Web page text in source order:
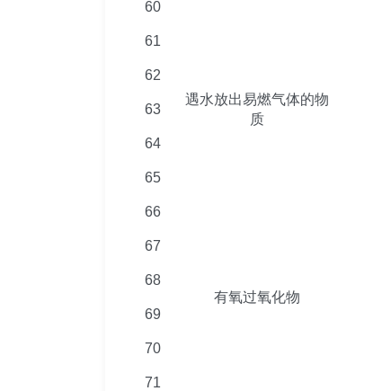
遇水放出易燃气体的物
质
60
61
62
63
64
65
66
67
68
有氧过氧化物
69
70
71